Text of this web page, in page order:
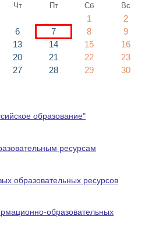
Чт Пт Сб Вс
1
2
6 7 8
9
13 14 15
16
20 21 22
23
27 28 29
30